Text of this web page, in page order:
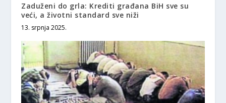
Zaduženi do grla: Krediti građana BiH sve su
veći, a životni standard sve niži
13. srpnja 2025.